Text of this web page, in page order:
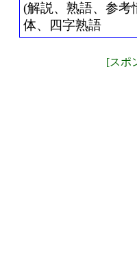
(解説、熟語、参考
体、四字熟語
[スポ